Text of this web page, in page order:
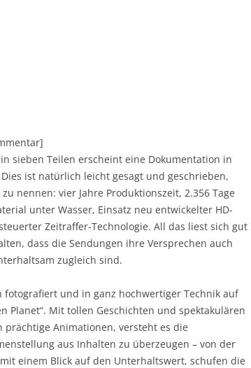
sieben Teilen erscheint eine Dokumentation in
ist natürlich leicht gesagt und geschrieben,
nennen: vier Jahre Produktionszeit, 2.356 Tage
unter Wasser, Einsatz neu entwickelter HD-
Zeitraffer-Technologie. All das liest sich gut
dass die Sendungen ihre Versprechen auch
zugleich sind.
und in ganz hochwertiger Technik auf
Planet“. Mit tollen Geschichten und spektakulären
Animationen, versteht es die
aus Inhalten zu überzeugen – von der
einem Blick auf den Unterhaltswert, schufen die